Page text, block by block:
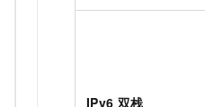
IPv6 双栈